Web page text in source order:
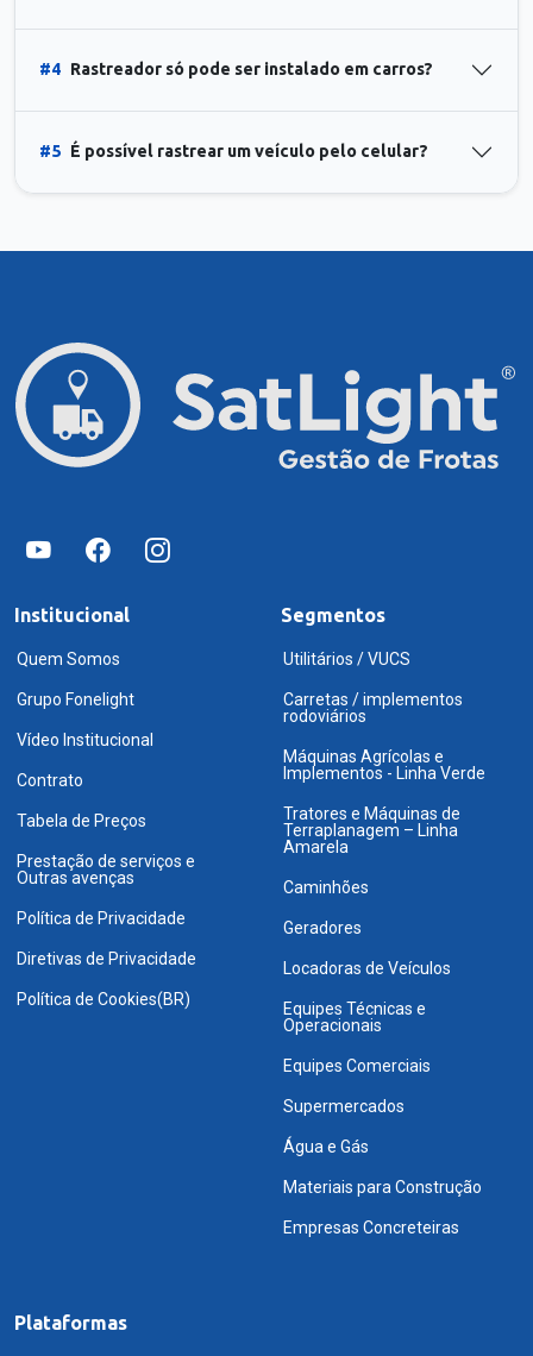
#4 Rastreador só pode ser instalado em carros?
#5 É possível rastrear um veículo pelo celular?
Institucional
Quem Somos
Grupo Fonelight
Vídeo Institucional
Contrato
Tabela de Preços
Prestação de serviços e
Outras avenças
Política de Privacidade
Diretivas de Privacidade
Política de Cookies(BR)
Segmentos
Utilitários / VUCS
Carretas / implementos
rodoviários
Máquinas Agrícolas e
Implementos - Linha Verde
Tratores e Máquinas de
Terraplanagem – Linha
Amarela
Caminhões
Geradores
Locadoras de Veículos
Equipes Técnicas e
Operacionais
Equipes Comerciais
Supermercados
Água e Gás
Materiais para Construção
Empresas Concreteiras
Plataformas